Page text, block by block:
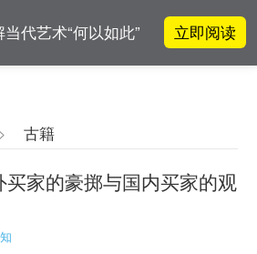
代艺术“何以如此” 立即阅读
梁：“好运气”的90
> 古籍
家的豪掷与国内买家的观